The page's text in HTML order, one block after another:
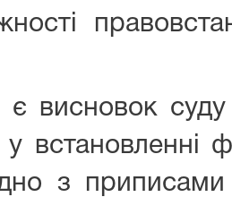
висновок суду
встановленні
з